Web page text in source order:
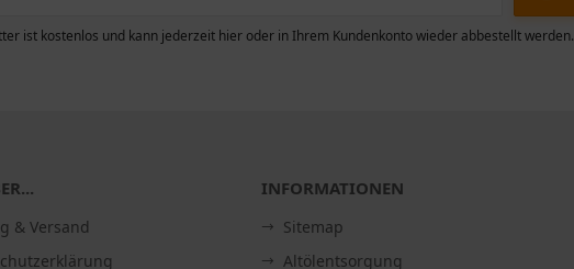
ist kostenlos und kann jederzeit hier oder in Ihrem Kundenkonto wieder abbestellt werden.
& Versand
INFORMATIONEN
Sitemap
Altölentsorgung